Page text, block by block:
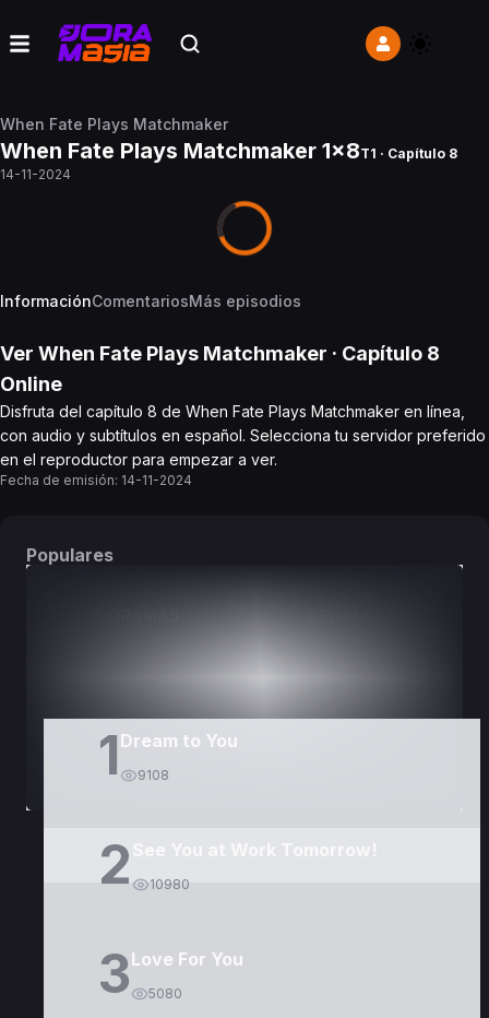
When Fate Plays Matchmaker
When Fate Plays Matchmaker 1x8T1 · Capítulo 8
14-11-2024
InformaciónComentariosMás episodios
Ver When Fate Plays Matchmaker · Capítulo 8
Online
Disfruta del capítulo 8 de When Fate Plays Matchmaker en línea,
con audio y subtítulos en español. Selecciona tu servidor preferido
en el reproductor para empezar a ver.
Fecha de emisión: 14-11-2024
Populares
1 Dream to You
9108
2 10980
3Love For You
5080